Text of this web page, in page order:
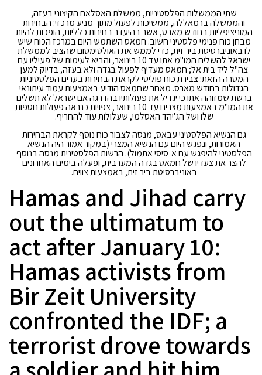
שתי הממשלות הפלסטיניות, ממשלת האסלאם הקיצוני בעזה,
והממשלה ברמאללה, ממשיכות לפעול מתוך מניע מרכזי: הבחירות
המוניציפליות בחודש מארס, אשר בהיעדר בחירות כלליות, הופכות להיות
מבחן כוח פנימי פלסטיני חשוב. חמאס השתמש היום במרכז הכוח שיש
לו באוניברסיטת ביר זית, כדי לממש את האולטימטום שהציב לממשלת
ישראל להשלים המו"מ אתו עד 10 בינואר, והביא לעימות של פעיליו עם
צה"ל ליד בית אל; חמאס מעדיף לפעול בגדה ולא בעזה, בדיוק למען
המטרה הזאת: צבירת כוח פוליטי לקראת הבחירות בערים הפלסטיניות
הגדולות בחודש מארס. מאחר שחמאס הודיע באמצעות עמוד עיתונאי
ברשת שמזוהה אתו כי יגדיל את פעולותיו בהדרגה אם ישראל לא תשלים
את המו"מ באמצעות מצרים עד 10 בינואר, צפויות כנראה פעולות נוספות
שלו ושל הג'יהד האסלמי, שעלולות עוד להחריף.
גם הנשיא הפלסטיני עבאס, מנסה לצבור כוח נוסף לקראת הבחירות
האמורות, ונפגש היום עם הנשיא המצרי (במקור אמור היה הנשיא
הפלסטיני להיפגש עם א-סיסי אתמול). הרשות הפלסטינית מנסה בנוסף
להצר את צעדיו של חמאס בגדה המערבית, ופעלה בימים האחרונים
באוניברסיטת ביר זית, באמצעות צווים.
Hamas and Jihad carry
out the ultimatum to
act after January 10:
Hamas activists from
Bir Zeit University
confronted the IDF; a
terrorist drove towards